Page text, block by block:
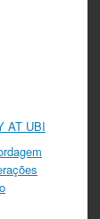
AT UBI